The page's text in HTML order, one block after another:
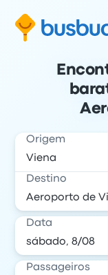
Origem
Destino
Data
Passageiros